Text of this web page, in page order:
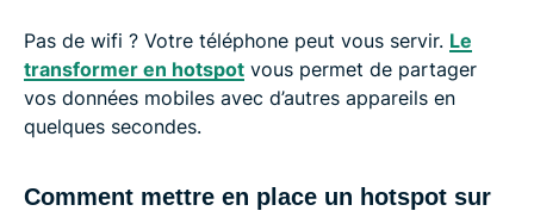
Pas de wifi ? Votre téléphone peut vous servir. Le
transformer en hotspot vous permet de partager
vos données mobiles avec d’autres appareils en
quelques secondes.
Comment mettre en place un hotspot sur